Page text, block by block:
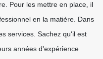
Pour les mettre en place, il
en la matière. Dans
services. Sachez qu'il est
années d'expérience